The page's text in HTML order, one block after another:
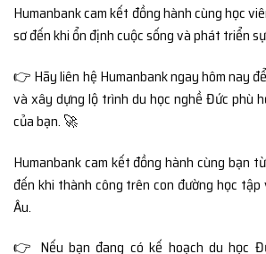
Humanbank cam kết đồng hành cùng học
sơ đến khi ổn định cuộc sống và phát triển
👉 Hãy liên hệ Humanbank ngay hôm nay
và xây dựng lộ trình du học nghề Đức phù
của bạn. 🚀
Humanbank cam kết đồng hành cùng bạn
đến khi thành công trên con đường học
Âu.
👉 Nếu bạn đang có kế hoạch du học